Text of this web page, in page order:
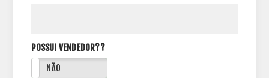
POSSUI VENDEDOR??
NÃO